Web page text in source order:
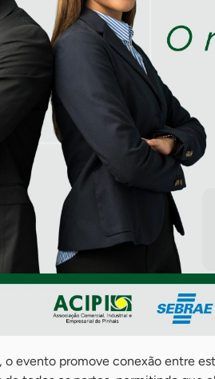
o evento promove conexão entre